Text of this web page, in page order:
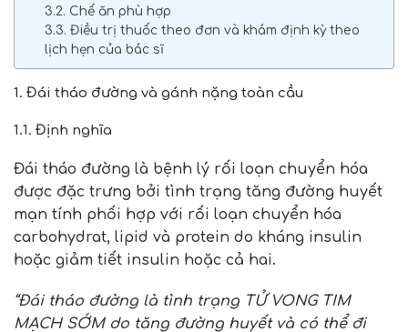
3.2. Chế ăn phù hợp
3.3. Điều trị thuốc theo đơn và khám định kỳ theo
lịch hẹn của bác sĩ
1. Đái tháo đường và gánh nặng toàn cầu
1.1. Định nghĩa
Đái tháo đường là bệnh lý rối loạn chuyển hóa
được đặc trưng bởi tình trạng tăng đường huyết
mạn tính phối hợp với rối loạn chuyển hóa
carbohydrat, lipid và protein do kháng insulin
hoặc giảm tiết insulin hoặc cả hai.
“Đái tháo đường là tình trạng TỬ VONG TIM
MẠCH SỚM do tăng đường huyết và có thể đi